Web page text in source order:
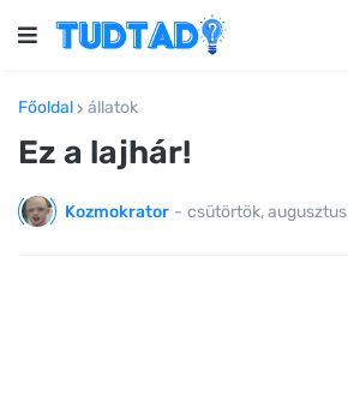
Főoldal állatok
Ez a lajhár!
Kozmokrator - csütörtök,